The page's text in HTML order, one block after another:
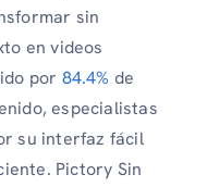
sin
en videos
por 84.4% de
especialistas
su interfaz fácil
Pictory Sin